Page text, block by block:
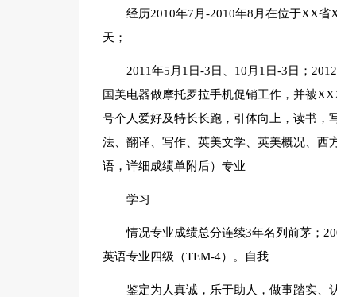
经历2010年7月-2010年8月在位于XX
天；
2011年5月1日-3日、10月1日-3日；
国美电器做摩托罗拉手机促销工作，并被
号个人爱好及特长长跑，引体向上，读书，
法、翻译、写作、英美文学、英美概况、西
语，详细成绩单附后）专业
学习
情况专业成绩总分连续3年名列前茅；
英语专业四级（TEM-4）。自我
鉴定为人真诚，乐于助人，做事踏实